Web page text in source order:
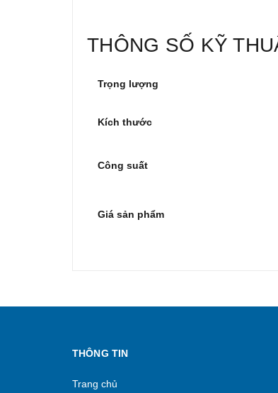
THÔNG SỐ KỸ
Trọng lượng
Kích thước
Công suất
Giá sản phẩm
THÔNG TIN
Trang chủ